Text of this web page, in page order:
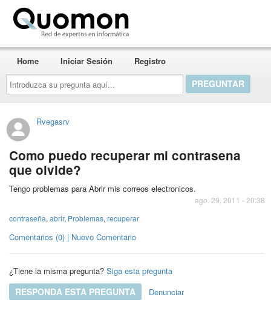
Introduzca
su
pregunta
aquí...
Home Iniciar Sesión Registro
Rvegasrv
Como puedo recuperar mi contrasena
que olvide?
Tengo problemas para Abrir mis correos electronicos.
ago. 29, 2011 - 20:38
contraseña, abrir, Problemas, recuperar
Comentarios (0) | Nuevo Comentario
¿Tiene la misma pregunta? Siga esta pregunta
RESPONDA ESTA PREGUNTA Denunciar